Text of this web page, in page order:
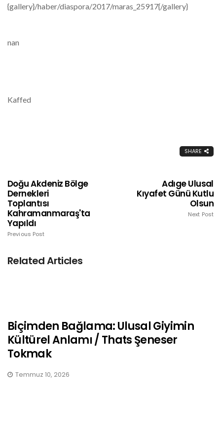
{gallery}/haber/diaspora/2017/maras_25917{/gallery}
nan
Kaffed
SHARE
Doğu Akdeniz Bölge
Dernekleri
Toplantısı
Kahramanmaraş'ta
Yapıldı
Previous Post
Adıge Ulusal
Kıyafet Günü Kutlu
Olsun
Next Post
Related Articles
Biçimden Bağlama: Ulusal Giyimin
Kültürel Anlamı / Thats Şeneser
Tokmak
Temmuz 10, 2026